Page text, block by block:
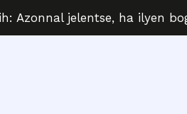
Azonnal jelentse, ha ilyen